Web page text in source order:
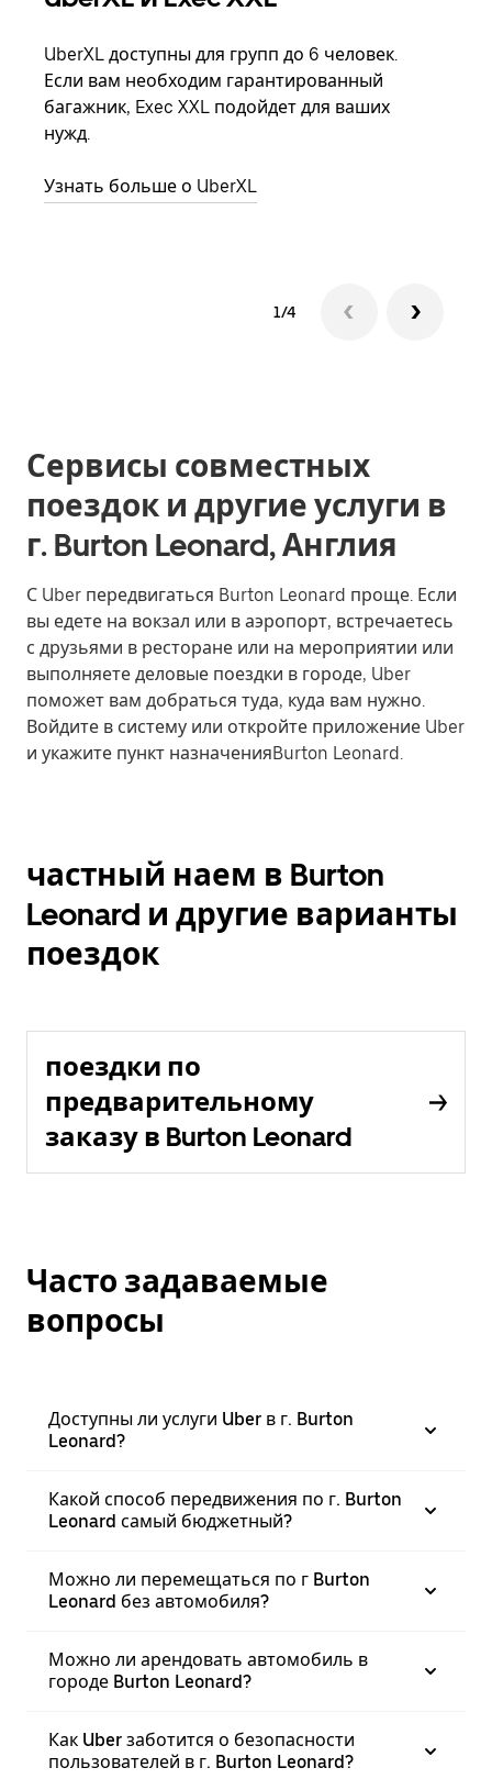
UberXL доступны для групп до 6 человек.
Если вам необходим гарантированный
багажник, Exec XXL подойдет для ваших
нужд.
Узнать больше о UberXL
1/4
Сервисы совместных
поездок и другие услуги в
г. Burton Leonard, Англия
С Uber передвигаться Burton Leonard проще. Если
вы едете на вокзал или в аэропорт, встречаетесь
с друзьями в ресторане или на мероприятии или
выполняете деловые поездки в городе, Uber
поможет вам добраться туда, куда вам нужно.
Войдите в систему или откройте приложение Uber
и укажите пункт назначенияBurton Leonard.
частный наем в Burton
Leonard и другие варианты
поездок
поездки по
предварительному
заказу в Burton Leonard
Часто задаваемые
вопросы
Доступны ли услуги Uber в г. Burton
Leonard?
Какой способ передвижения по г. Burton
Leonard самый бюджетный?
Можно ли перемещаться по г Burton
Leonard без автомобиля?
Можно ли арендовать автомобиль в
городе Burton Leonard?
Как Uber заботится о безопасности
пользователей в г. Burton Leonard?